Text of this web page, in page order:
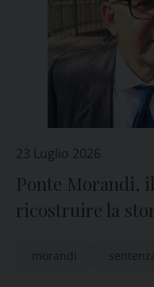
23 Luglio 2026
Ponte Morandi,
ricostruire la
morandi